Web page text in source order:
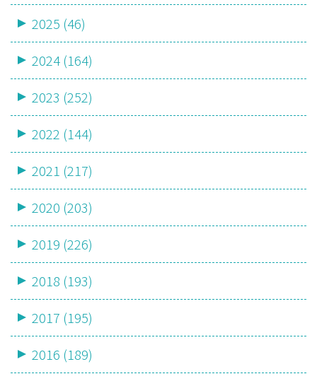
2025 (46)
2024 (164)
2023 (252)
2022 (144)
2021 (217)
2020 (203)
2019 (226)
2018 (193)
2017 (195)
2016 (189)